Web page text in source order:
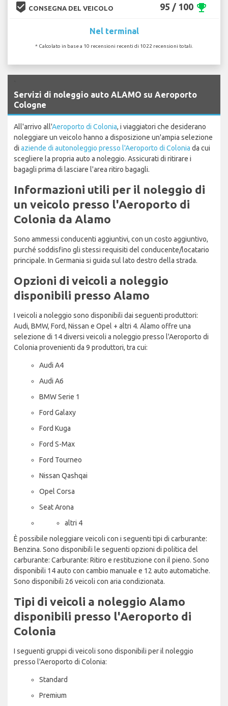
beenhere CONSEGNA DEL VEICOLO 95 / 100 emoji_events
Nel terminal
* Calcolato in base a 10 recensioni recenti di 1022 recensioni totali.
Servizi di noleggio auto ALAMO su Aeroporto
Cologne
All'arrivo all'Aeroporto di Colonia, i viaggiatori che desiderano
noleggiare un veicolo hanno a disposizione un'ampia selezione
di aziende di autonoleggio presso l'Aeroporto di Colonia da cui
scegliere la propria auto a noleggio. Assicurati di ritirare i
bagagli prima di lasciare l'area ritiro bagagli.
Informazioni utili per il noleggio di
un veicolo presso l'Aeroporto di
Colonia da Alamo
Sono ammessi conducenti aggiuntivi, con un costo aggiuntivo,
purché soddisfino gli stessi requisiti del conducente/locatario
principale. In Germania si guida sul lato destro della strada.
Opzioni di veicoli a noleggio
disponibili presso Alamo
I veicoli a noleggio sono disponibili dai seguenti produttori:
Audi, BMW, Ford, Nissan e Opel + altri 4. Alamo offre una
selezione di 14 diversi veicoli a noleggio presso l'Aeroporto di
Colonia provenienti da 9 produttori, tra cui:
Audi A4
Audi A6
BMW Serie 1
Ford Galaxy
Ford Kuga
Ford S-Max
Ford Tourneo
Nissan Qashqai
Opel Corsa
Seat Arona
altri 4
È possibile noleggiare veicoli con i seguenti tipi di carburante:
Benzina. Sono disponibili le seguenti opzioni di politica del
carburante: Carburante: Ritiro e restituzione con il pieno. Sono
disponibili 14 auto con cambio manuale e 12 auto automatiche.
Sono disponibili 26 veicoli con aria condizionata.
Tipi di veicoli a noleggio Alamo
disponibili presso l'Aeroporto di
Colonia
I seguenti gruppi di veicoli sono disponibili per il noleggio
presso l'Aeroporto di Colonia:
Standard
Premium